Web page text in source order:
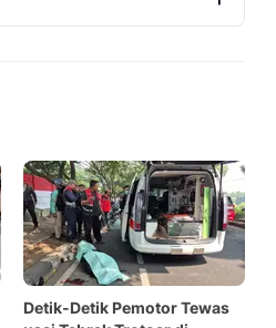
Detik-Detik Pemotor Tewas